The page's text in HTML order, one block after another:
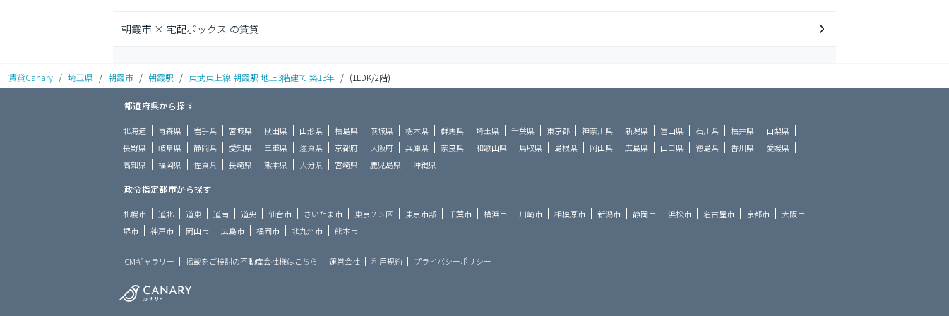
朝霞市 × 宅配ボックス の賃貸
賃貸Canary / 埼玉県 / 朝霞市 / 朝霞駅 / 東武東上線 朝霞駅 地上3階建て 築13年 / (1LDK/2階)
都道府県から探す
北海道 青森県 岩手県 宮城県 秋田県 山形県 福島県 茨城県 栃木県 群馬県 埼玉県 千葉県 東京都 神奈川県 新潟県 富山県 石川県 福井県
山梨県
長野県
岐阜県 静岡県 愛知県 三重県 滋賀県 京都府 大阪府 兵庫県 奈良県 和歌山県 鳥取県 島根県 岡山県 広島県 山口県 徳島県 香川県
愛媛県
高知県
福岡県 佐賀県 長崎県 熊本県 大分県 宮崎県 鹿児島県 沖縄県
政令指定都市から探す
札幌市 道北 道東 道南 道央 仙台市 さいたま市 東京２３区 東京市部 千葉市 横浜市 川崎市 相模原市 新潟市 静岡市 浜松市 名古屋市 京都市
大阪市
堺市
神戸市 岡山市 広島市 福岡市 北九州市 熊本市
CMギャラリー 掲載をご検討の不動産会社様はこちら 運営会社 利用規約 プライバシーポリシー